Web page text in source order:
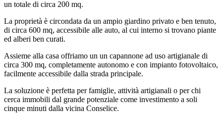
un totale di circa 200 mq.
La proprietà è circondata da un ampio giardino privato e ben tenuto,
di circa 600 mq, accessibile alle auto, al cui interno si trovano piante
ed alberi ben curati.
Assieme alla casa offriamo un un capannone ad uso artigianale di
circa 300 mq, completamente autonomo e con impianto fotovoltaico,
facilmente accessibile dalla strada principale.
La soluzione è perfetta per famiglie, attività artigianali o per chi
cerca immobili dal grande potenziale come investimento a soli
cinque minuti dalla vicina Conselice.